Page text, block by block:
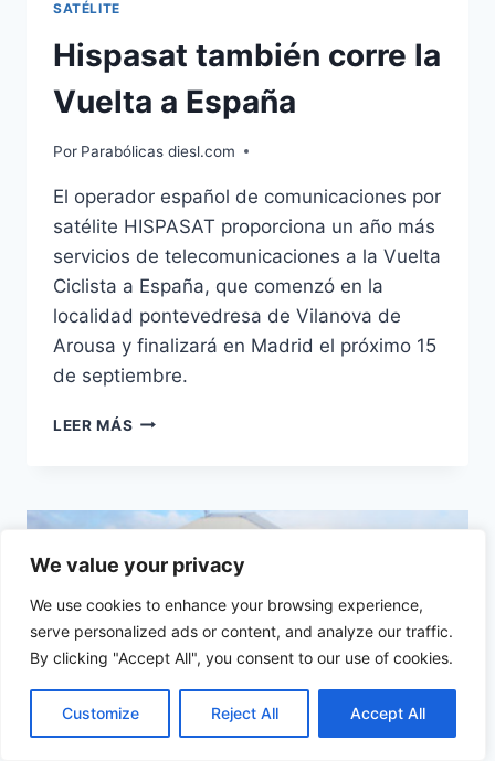
We value your privacy
We use cookies to enhance your browsing experience,
serve personalized ads or content, and analyze our traffic.
By clicking "Accept All", you consent to our use of cookies.
Customize Reject All Accept All
SATÉLITE
Hispasat también corre la
Vuelta a España
Por Parabólicas diesl.com
El operador español de comunicaciones por
satélite HISPASAT proporciona un año más
servicios de telecomunicaciones a la Vuelta
Ciclista a España, que comenzó en la
localidad pontevedresa de Vilanova de
Arousa y finalizará en Madrid el próximo 15
de septiembre.
LEER MÁS HISPASAT
VUELTA
ESPAÑA